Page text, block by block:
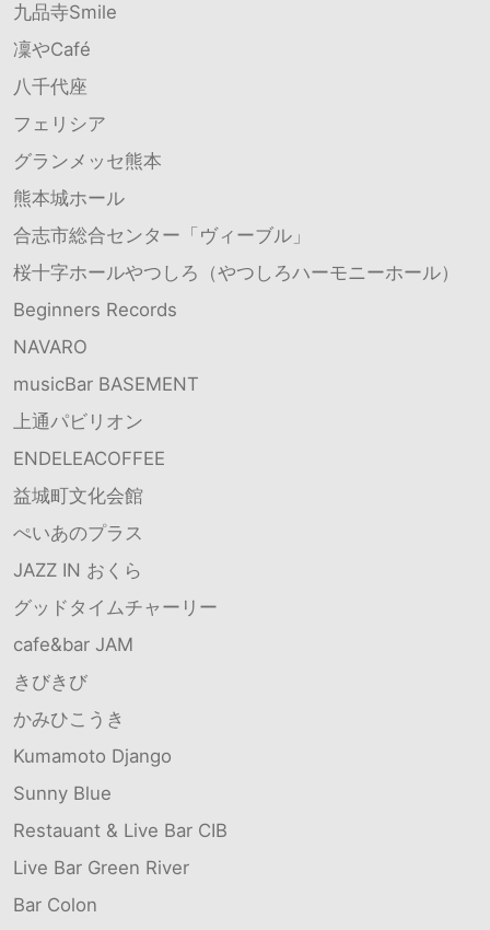
九品寺Smile
凜やCafé
八千代座
フェリシア
グランメッセ熊本
熊本城ホール
合志市総合センター「ヴィーブル」
桜十字ホールやつしろ（やつしろハーモニーホール）
Beginners Records
NAVARO
musicBar BASEMENT
上通パビリオン
ENDELEACOFFEE
益城町文化会館
ぺいあのプラス
JAZZ IN おくら
グッドタイムチャーリー
cafe&bar JAM
きびきび
かみひこうき
Kumamoto Django
Sunny Blue
Restauant & Live Bar CIB
Live Bar Green River
Bar Colon